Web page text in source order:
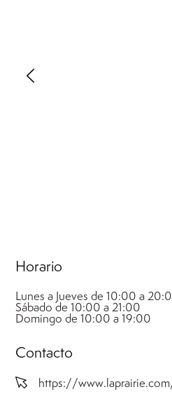
Horario
Lunes a Jueves de 10:00 a
Sábado de 10:00 a 21:00
Domingo de 10:00 a 19:00
Contacto
https://